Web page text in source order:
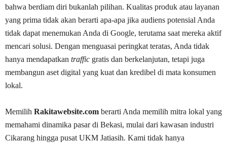
bahwa berdiam diri bukanlah pilihan. Kualitas produk atau layanan
yang prima tidak akan berarti apa-apa jika audiens potensial Anda
tidak dapat menemukan Anda di Google, terutama saat mereka aktif
mencari solusi. Dengan menguasai peringkat teratas, Anda tidak
hanya mendapatkan traffic gratis dan berkelanjutan, tetapi juga
membangun aset digital yang kuat dan kredibel di mata konsumen
lokal.
Memilih Rakitawebsite.com berarti Anda memilih mitra lokal yang
memahami dinamika pasar di Bekasi, mulai dari kawasan industri
Cikarang hingga pusat UKM Jatiasih. Kami tidak hanya